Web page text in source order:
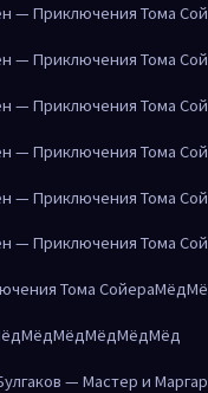
— Приключения Тома
— Приключения Тома
— Приключения Тома
— Приключения Тома
— Приключения Тома
— Приключения Тома
Тома СойераМёд
МёдМёдМёдМёдМёд
— Мастер и